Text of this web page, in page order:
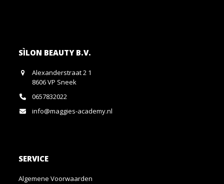
SÌLON BEAUTY B.V.
Alexanderstraat 2 1
8606 VP Sneek
0657832022
info@maggies-academy.nl
SERVICE
Algemene Voorwaarden